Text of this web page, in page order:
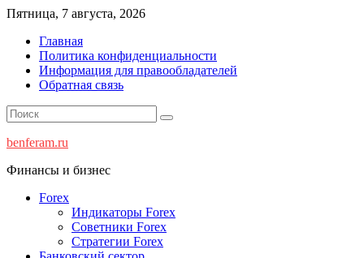
Перейти
содержимому
Пятница, 7 августа, 2026
Главная
Политика конфиденциальности
Информация для правообладателей
Обратная связь
benferam.ru
Финансы и бизнес
Forex
Индикаторы Forex
Советники Forex
Стратегии Forex